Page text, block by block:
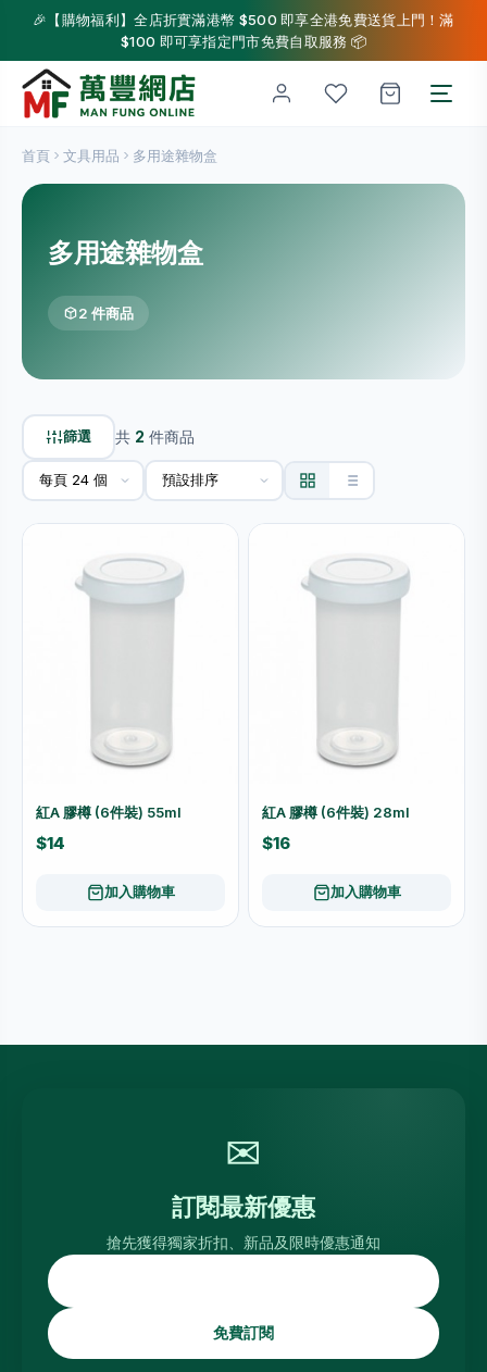
🎉【購物福利】全店折實滿港幣 $500 即享全港免費送貨上門！滿
$100 即可享指定門市免費自取服務 📦
首頁 文具用品 多用途雜物盒
多用途雜物盒
2 件商品
篩選 共 2 件商品
紅A 膠樽 (6件裝) 55ml
$14
加入購物車
紅A 膠樽 (6件裝) 28ml
$16
加入購物車
✉
訂閱最新優惠
搶先獲得獨家折扣、新品及限時優惠通知
免費訂閱